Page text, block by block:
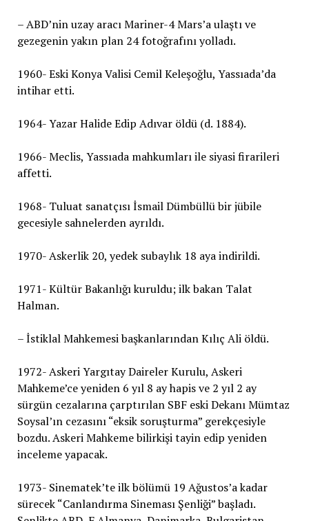
– ABD’nin uzay aracı Mariner-4 Mars’a ulaştı ve
gezegenin yakın plan 24 fotoğrafını yolladı.
1960- Eski Konya Valisi Cemil Keleşoğlu, Yassıada’da
intihar etti.
1964- Yazar Halide Edip Adıvar öldü (d. 1884).
1966- Meclis, Yassıada mahkumları ile siyasi firarileri
affetti.
1968- Tuluat sanatçısı İsmail Dümbüllü bir jübile
gecesiyle sahnelerden ayrıldı.
1970- Askerlik 20, yedek subaylık 18 aya indirildi.
1971- Kültür Bakanlığı kuruldu; ilk bakan Talat
Halman.
– İstiklal Mahkemesi başkanlarından Kılıç Ali öldü.
1972- Askeri Yargıtay Daireler Kurulu, Askeri
Mahkeme’ce yeniden 6 yıl 8 ay hapis ve 2 yıl 2 ay
sürgün cezalarına çarptırılan SBF eski Dekanı Mümtaz
Soysal’ın cezasını “eksik soruşturma” gerekçesiyle
bozdu. Askeri Mahkeme bilirkişi tayin edip yeniden
inceleme yapacak.
1973- Sinematek’te ilk bölümü 19 Ağustos’a kadar
sürecek “Canlandırma Sineması Şenliği” başladı.